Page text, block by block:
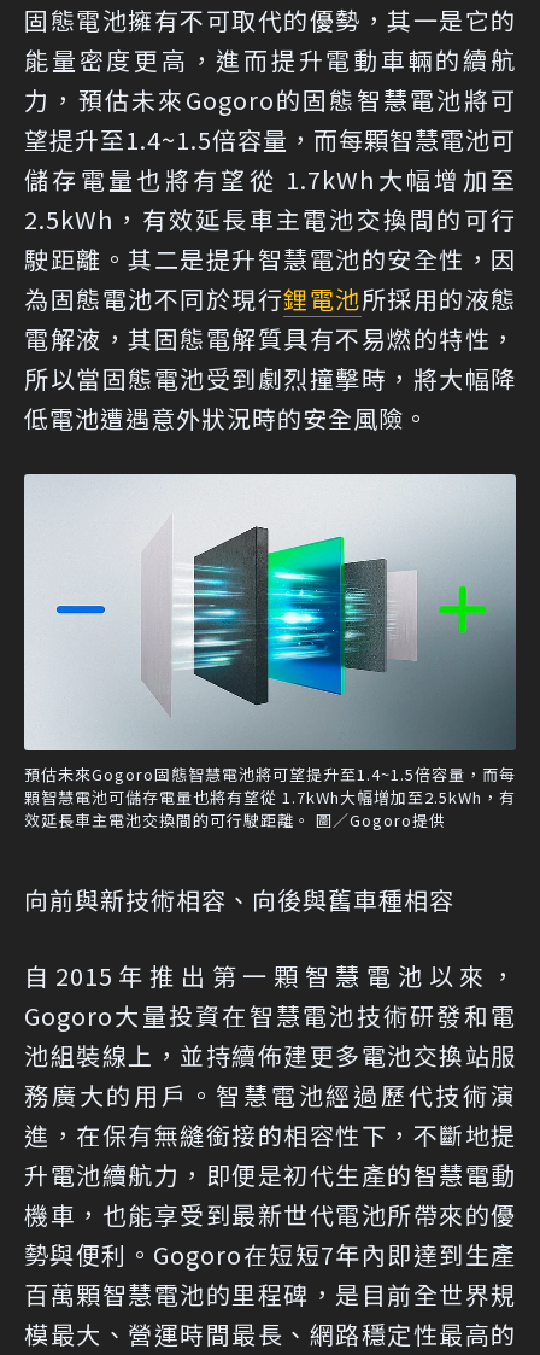
固態電池擁有不可取代的優勢，其一是它的
能量密度更高，進而提升電動車輛的續航
力，預估未來Gogoro的固態智慧電池將可
望提升至1.4~1.5倍容量，而每顆智慧電池可
儲存電量也將有望從 1.7kWh大幅增加至
2.5kWh，有效延長車主電池交換間的可行
駛距離。其二是提升智慧電池的安全性，因
為固態電池不同於現行鋰電池所採用的液態
電解液，其固態電解質具有不易燃的特性，
所以當固態電池受到劇烈撞擊時，將大幅降
低電池遭遇意外狀況時的安全風險。
預估未來Gogoro固態智慧電池將可望提升至1.4~1.5倍容量，而每
顆智慧電池可儲存電量也將有望從 1.7kWh大幅增加至2.5kWh，有
效延長車主電池交換間的可行駛距離。 圖／Gogoro提供
向前與新技術相容、向後與舊車種相容
自2015年推出第一顆智慧電池以來，
Gogoro大量投資在智慧電池技術研發和電
池組裝線上，並持續佈建更多電池交換站服
務廣大的用戶。智慧電池經過歷代技術演
進，在保有無縫銜接的相容性下，不斷地提
升電池續航力，即便是初代生產的智慧電動
機車，也能享受到最新世代電池所帶來的優
勢與便利。Gogoro在短短7年內即達到生產
百萬顆智慧電池的里程碑，是目前全世界規
模最大、營運時間最長、網路穩定性最高的